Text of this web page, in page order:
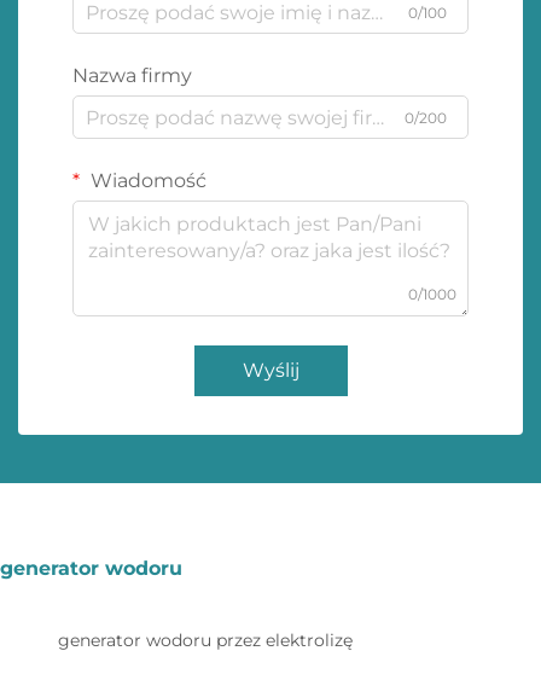
0/100
Nazwa firmy
0/200
Wiadomość
0/1000
Wyślij
generator wodoru
generator wodoru przez elektrolizę